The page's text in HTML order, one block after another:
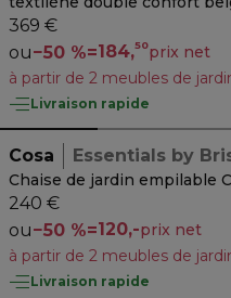
369 €
ou−50 %=184,50prix net
à partir de 2 meubles de
Livraison rapide
Cosa Essentials by
Chaise de jardin empilable
240 €
ou−50 %=120,-prix net
à partir de 2 meubles de
Livraison rapide